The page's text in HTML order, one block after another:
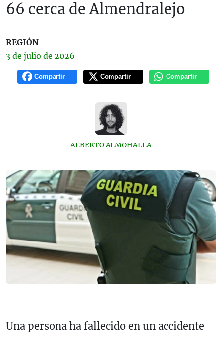
66 cerca de Almendralejo
REGIÓN
3 de julio de 2026
Compartir Compartir Compartir
ALBERTO ALMOHALLA
Una persona ha fallecido en un accidente